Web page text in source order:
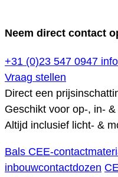
Neem direct contact
+31 (0)23 547 0947
Vraag stellen
Direct een
Geschikt voor op-, in-
Altijd inclusief licht- &
Bals CEE-
inbouwcontactdozen